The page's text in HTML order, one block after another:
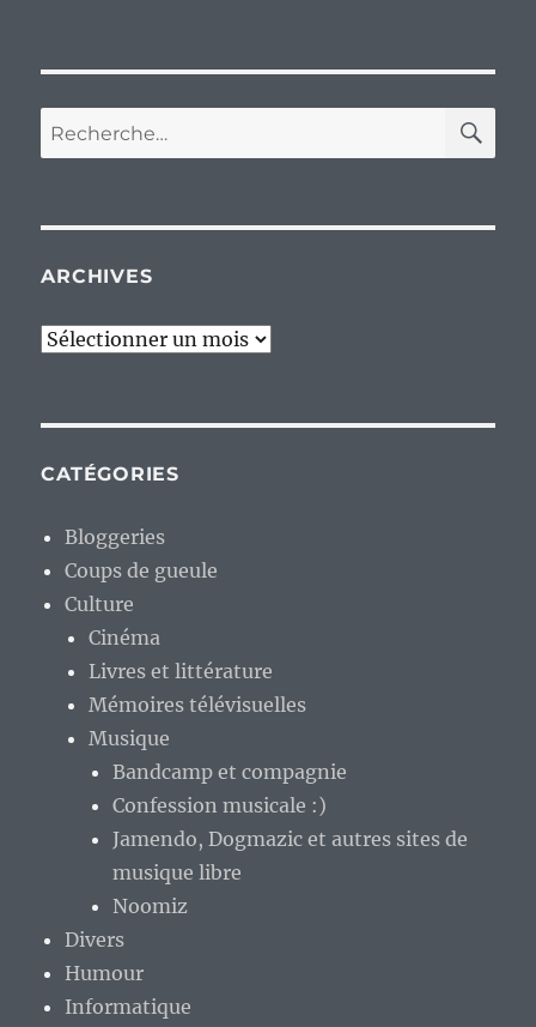
Recherche
pour :
ARCHIVES
Archives
CATÉGORIES
Bloggeries
Coups de gueule
Culture
Cinéma
Livres et littérature
Mémoires télévisuelles
Musique
Bandcamp et compagnie
Confession musicale :)
Jamendo, Dogmazic et autres sites de
musique libre
Noomiz
Divers
Humour
Informatique